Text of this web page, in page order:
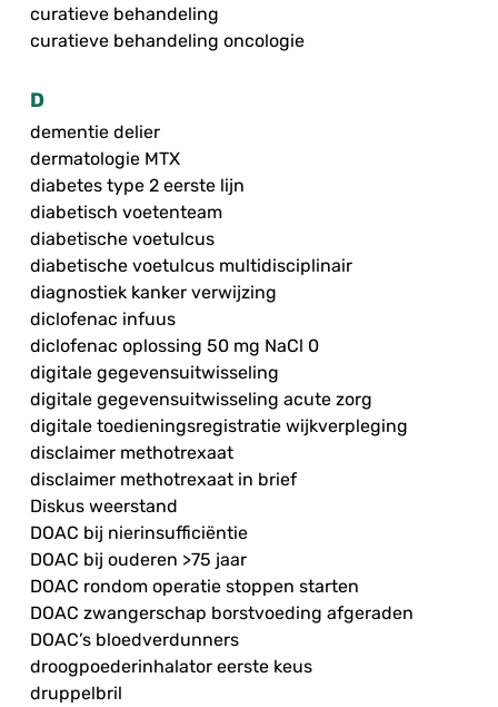
curatieve behandeling
curatieve behandeling oncologie
D
dementie delier
dermatologie MTX
diabetes type 2 eerste lijn
diabetisch voetenteam
diabetische voetulcus
diabetische voetulcus multidisciplinair
diagnostiek kanker verwijzing
diclofenac infuus
diclofenac oplossing 50 mg NaCl 0
digitale gegevensuitwisseling
digitale gegevensuitwisseling acute zorg
digitale toedieningsregistratie wijkverpleging
disclaimer methotrexaat
disclaimer methotrexaat in brief
Diskus weerstand
DOAC bij nierinsufficiëntie
DOAC bij ouderen >75 jaar
DOAC rondom operatie stoppen starten
DOAC zwangerschap borstvoeding afgeraden
DOAC’s bloedverdunners
droogpoederinhalator eerste keus
druppelbril